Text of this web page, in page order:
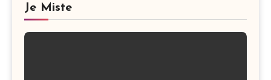
Je Miste